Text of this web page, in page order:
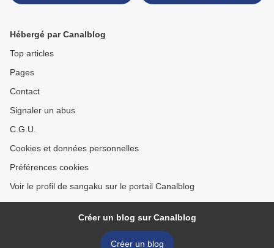
Rôshi en sesshin à Tôkyô.
Demiéville, dont 5
Hébergé par Canalblog
Top articles
Pages
Contact
Signaler un abus
C.G.U.
Cookies et données personnelles
Préférences cookies
Voir le profil de sangaku sur le portail Canalblog
Créer un blog sur Canalblog
Créer un blog